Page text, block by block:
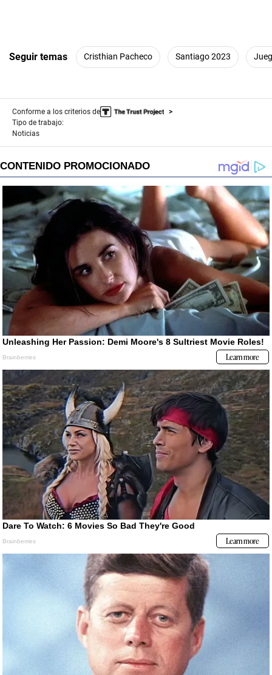
Seguir temas Cristhian Pacheco Santiago 2023
Conforme a los criterios de
Tipo de trabajo:
Noticias